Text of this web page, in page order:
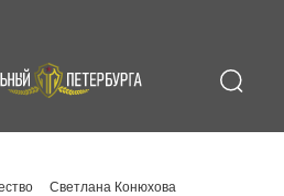
Светлана Конюхова